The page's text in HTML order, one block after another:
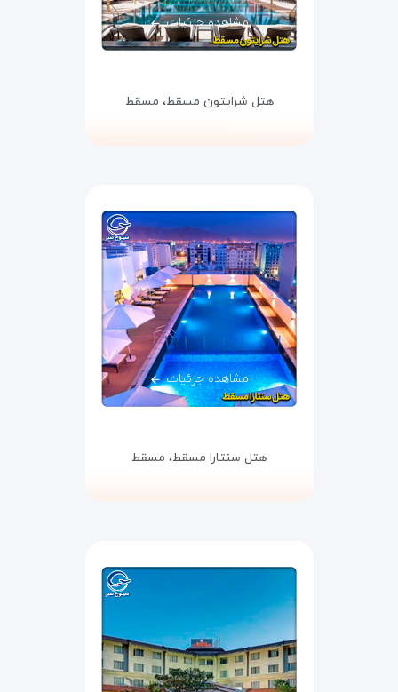
مشاهده جزئیات
هتل شرایتون مسقط، مسقط
مشاهده جزئیات
هتل سنتارا مسقط، مسقط